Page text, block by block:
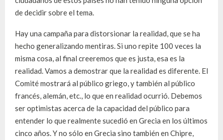
de decidir sobre el tema.
Hay una campaña para distorsionar la realidad, que se ha
hecho generalizando mentiras. Si uno repite 100 veces la
misma cosa, al final creeremos que es justa, esa es la
realidad. Vamos a demostrar que la realidad es diferente. El
Comité mostrará al público griego, y también al público
francés, alemán, etc., lo que en realidad ocurrió. Debemos
ser optimistas acerca de la capacidad del público para
entender lo que realmente sucedió en Grecia en los últimos
cinco años. Y no sólo en Grecia sino también en Chipre,